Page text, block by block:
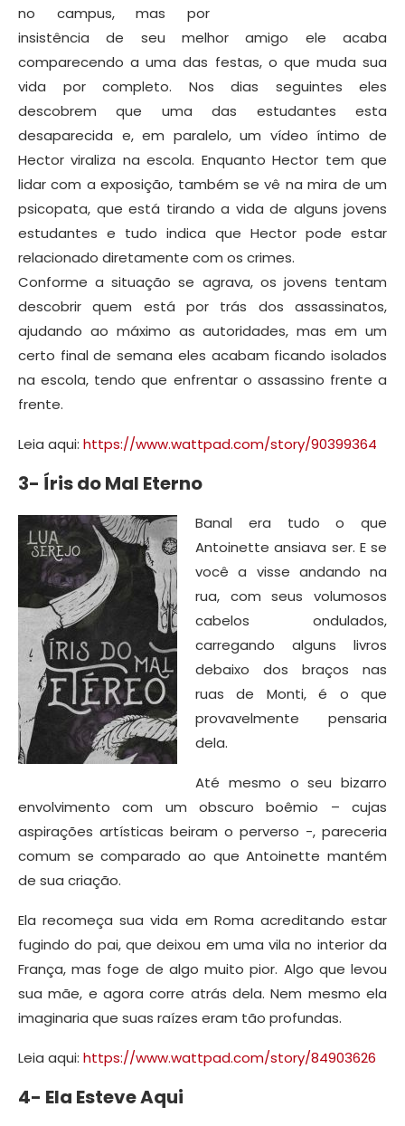
no campus, mas por
insistência de seu melhor amigo ele acaba
comparecendo a uma das festas, o que muda sua
vida por completo. Nos dias seguintes eles
descobrem que uma das estudantes esta
desaparecida e, em paralelo, um vídeo íntimo de
Hector viraliza na escola. Enquanto Hector tem que
lidar com a exposição, também se vê na mira de um
psicopata, que está tirando a vida de alguns jovens
estudantes e tudo indica que Hector pode estar
relacionado diretamente com os crimes.
Conforme a situação se agrava, os jovens tentam
descobrir quem está por trás dos assassinatos,
ajudando ao máximo as autoridades, mas em um
certo final de semana eles acabam ficando isolados
na escola, tendo que enfrentar o assassino frente a
frente.
Leia aqui: https://www.wattpad.com/story/90399364
3- Íris do Mal Eterno
Banal era tudo o que
Antoinette ansiava ser. E se
você a visse andando na
rua, com seus volumosos
cabelos ondulados,
carregando alguns livros
debaixo dos braços nas
ruas de Monti, é o que
provavelmente pensaria
dela.
Até mesmo o seu bizarro
envolvimento com um obscuro boêmio – cujas
aspirações artísticas beiram o perverso -, pareceria
comum se comparado ao que Antoinette mantém
de sua criação.
Ela recomeça sua vida em Roma acreditando estar
fugindo do pai, que deixou em uma vila no interior da
França, mas foge de algo muito pior. Algo que levou
sua mãe, e agora corre atrás dela. Nem mesmo ela
imaginaria que suas raízes eram tão profundas.
Leia aqui: https://www.wattpad.com/story/84903626
4- Ela Esteve Aqui